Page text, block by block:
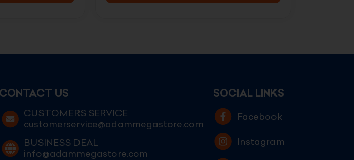
CONTACT US
CUSTOMERS SERVICE
customerservice@adammegastore.com
BUSINESS DEAL
info@adammegastore.com
SOCIAL LINKS
Facebook
Instagram